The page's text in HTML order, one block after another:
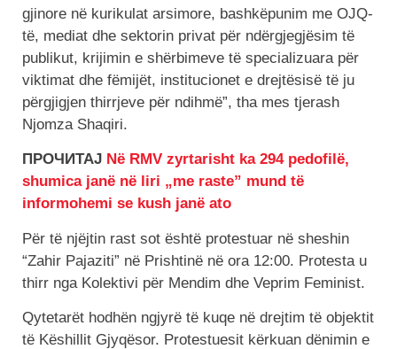
gjinore në kurikulat arsimore, bashkëpunim me OJQ-
të, mediat dhe sektorin privat për ndërgjegjësim të
publikut, krijimin e shërbimeve të specializuara për
viktimat dhe fëmijët, institucionet e drejtësisë të ju
përgjigjen thirrjeve për ndihmë”, tha mes tjerash
Njomza Shaqiri.
ПРОЧИТАЈ Në RMV zyrtarisht ka 294 pedofilë,
shumica janë në liri „me raste” mund të
informohemi se kush janë ato
Për të njëjtin rast sot është protestuar në sheshin
“Zahir Pajaziti” në Prishtinë në ora 12:00. Protesta u
thirr nga Kolektivi për Mendim dhe Veprim Feminist.
Qytetarët hodhën ngjyrë të kuqe në drejtim të objektit
të Këshillit Gjyqësor. Protestuesit kërkuan dënimin e